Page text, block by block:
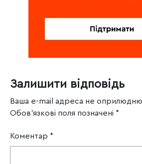
Залишити відповідь
Ваша e-mail адреса не
Обов’язкові поля позначені *
Коментар *